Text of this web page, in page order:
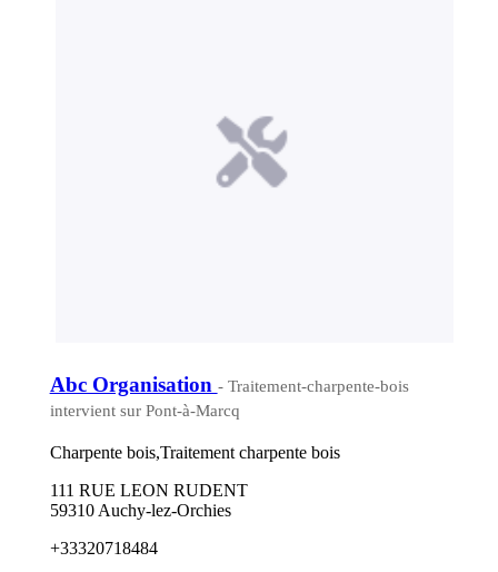
Abc Organisation - Traitement-charpente-bois
intervient sur Pont-à-Marcq
Charpente bois,Traitement charpente bois
111 RUE LEON RUDENT
59310 Auchy-lez-Orchies
+33320718484